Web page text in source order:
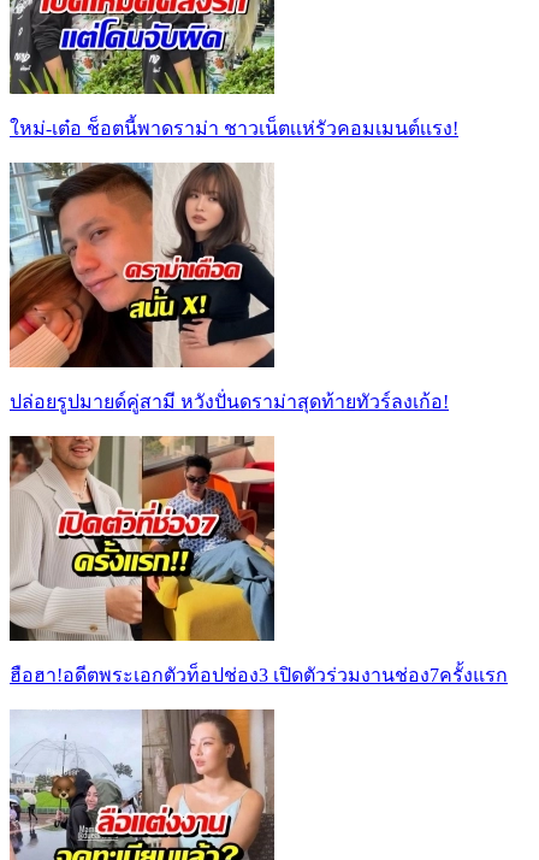
ใหม่-เต๋อ ช็อตนี้พาดราม่า ชาวเน็ตเเห่รัวคอมเมนต์เเรง!
ปล่อยรูปมายด์คู่สามี หวังปั่นดราม่าสุดท้ายทัวร์ลงเก้อ!
ฮือฮา!อดีตพระเอกตัวท็อปช่อง3 เปิดตัวร่วมงานช่อง7ครั้งแรก